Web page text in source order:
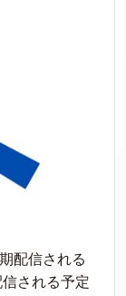
配信される
される予定